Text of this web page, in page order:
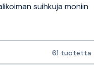
suihkuja moniin
61 tuotetta